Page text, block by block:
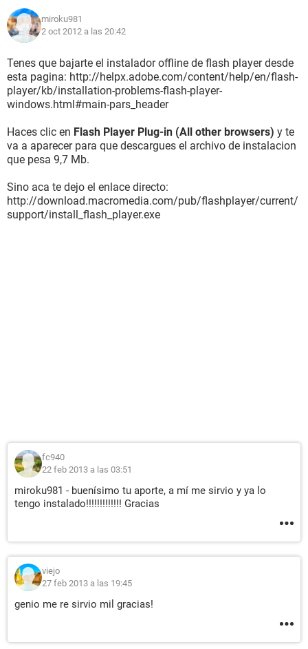
miroku981
2 oct 2012 a las 20:42
Tenes que bajarte el instalador offline de flash player desde
esta pagina: http://helpx.adobe.com/content/help/en/flash-
player/kb/installation-problems-flash-player-
windows.html#main-pars_header
Haces clic en Flash Player Plug-in (All other browsers) y te
va a aparecer para que descargues el archivo de instalacion
que pesa 9,7 Mb.
Sino aca te dejo el enlace directo:
http://download.macromedia.com/pub/flashplayer/current/
support/install_flash_player.exe
fc940
22 feb 2013 a las 03:51
miroku981 - buenísimo tu aporte, a mí me sirvio y ya lo
tengo instalado!!!!!!!!!!!!! Gracias
viejo
27 feb 2013 a las 19:45
genio me re sirvio mil gracias!